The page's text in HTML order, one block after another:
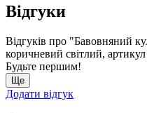
Відгуки
Відгуків про "Бавовняний
коричневий світлий,
Будьте першим!
Ще
Додати відгук